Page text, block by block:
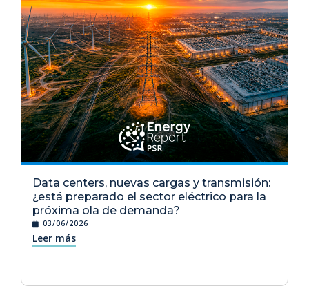
Data centers, nuevas cargas y transmisión:
¿está preparado el sector eléctrico para la
próxima ola de demanda?
03/06/2026
Leer más